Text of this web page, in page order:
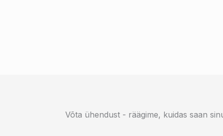
Võta ühendust - räägime, kuidas saan